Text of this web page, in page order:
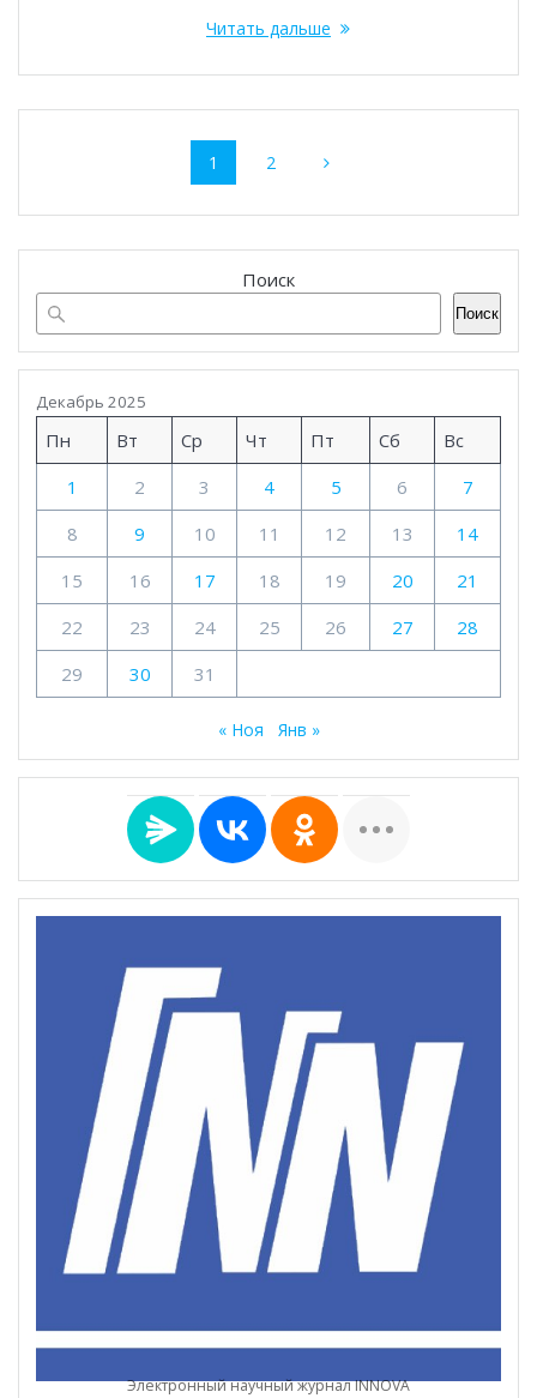
Читать дальше
Навигация
записям
Страница
1 Страница
2
Поиск
Поиск
Декабрь 2025
Пн Вт Ср Чт Пт Сб
Вс
1
2 3 4 5 6
7
8
9 10 11 12 13
14
15
16 17 18 19 20
21
22
23 24 25 26 27
28
29
30 31
« Ноя Янв »
Электронный научный журнал INNOVA